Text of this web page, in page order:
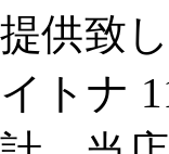
提供致
イトナ